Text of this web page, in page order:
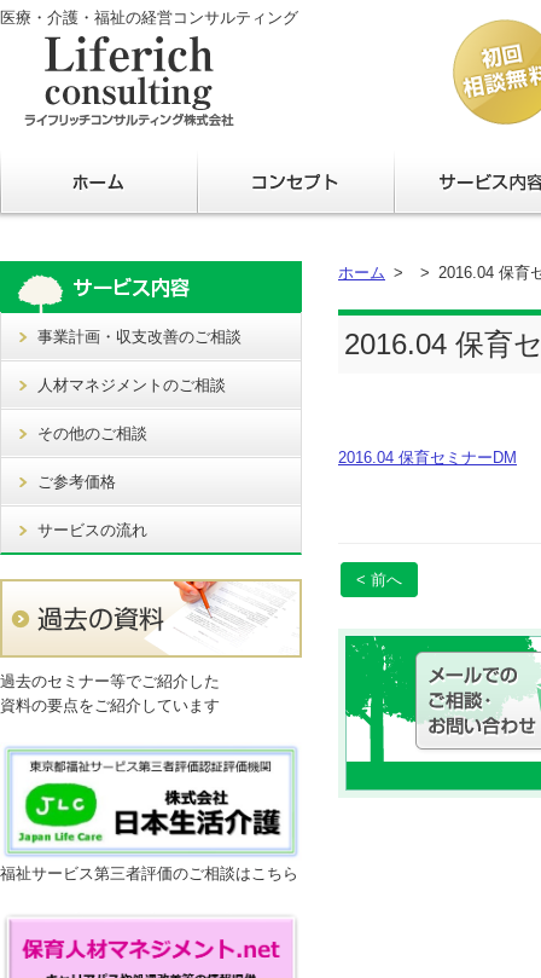
医療・介護・福祉の経営コンサルティング
ホーム 2016.04 保育
2016.04 保育
2016.04 保育セミナーDM
< 前へ
事業計画・収支改善のご相談
人材マネジメントのご相談
その他のご相談
ご参考価格
サービスの流れ
過去のセミナー等でご紹介した
資料の要点をご紹介しています
福祉サービス第三者評価のご相談はこちら